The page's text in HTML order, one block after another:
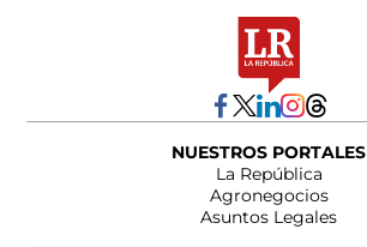
NUESTROS PORTALES
La República
Agronegocios
Asuntos Legales